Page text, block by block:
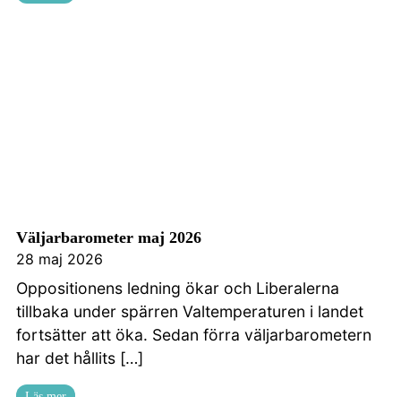
Väljarbarometer maj 2026
28 maj 2026
Oppositionens ledning ökar och Liberalerna
tillbaka under spärren Valtemperaturen i landet
fortsätter att öka. Sedan förra väljarbarometern
har det hållits […]